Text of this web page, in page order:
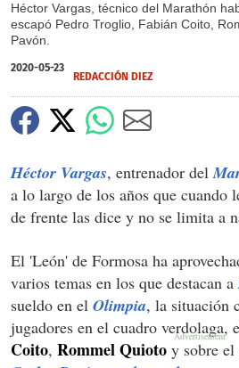
Héctor Vargas, técnico del Marathón
escapó Pedro Troglio, Fabián Coito,
Pavón.
2020-05-23
REDACCIÓN DIEZ
Héctor Vargas, entrenador del
a lo largo de los años que cuando
de frente las dice y no se limita a
El 'León' de Formosa ha
varios temas en los que destacan a
sueldo en el Olimpia, la situación
jugadores en el cuadro verdolaga,
Coito, Rommel Quioto y sobre